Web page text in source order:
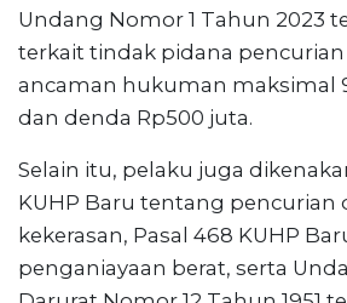
Undang Nomor 1 Tahun 2023
terkait tindak pidana
ancaman hukuman maksimal
dan denda Rp500 juta.
Selain itu, pelaku juga
KUHP Baru tentang pencurian
kekerasan, Pasal 468 KUHP
penganiayaan berat, serta